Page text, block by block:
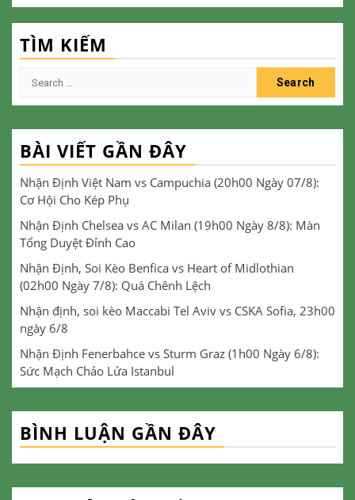
TÌM KIẾM
Search
BÀI VIẾT GẦN ĐÂY
Nhận Định Việt Nam vs Campuchia (20h00 Ngày 07/8):
Cơ Hội Cho Kép Phụ
Nhận Định Chelsea vs AC Milan (19h00 Ngày 8/8): Màn
Tổng Duyệt Đỉnh Cao
Nhận Định, Soi Kèo Benfica vs Heart of Midlothian
(02h00 Ngày 7/8): Quá Chênh Lệch
Nhận định, soi kèo Maccabi Tel Aviv vs CSKA Sofia, 23h00
ngày 6/8
Nhận Định Fenerbahce vs Sturm Graz (1h00 Ngày 6/8):
Sức Mạch Chảo Lửa Istanbul
BÌNH LUẬN GẦN ĐÂY